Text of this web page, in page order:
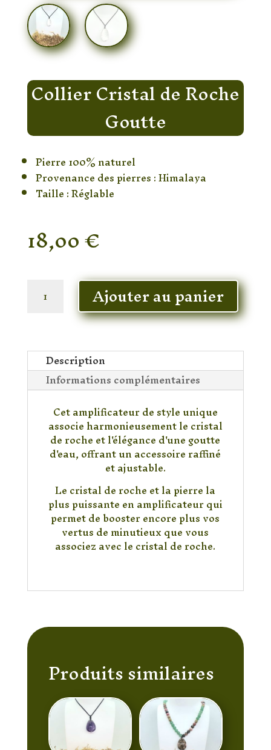
Collier Cristal de Roche
Goutte
Pierre 100% naturel
Provenance des pierres : Himalaya
Taille : Réglable
18,00€
Roche
Goutte
Ajouter au panier
Description
Informations complémentaires
Cet amplificateur de style unique
associe harmonieusement le cristal
de roche et l'élégance d'une goutte
d'eau, offrant un accessoire raffiné
et ajustable.
Le cristal de roche et la pierre la
plus puissante en amplificateur qui
permet de booster encore plus vos
vertus de minutieux que vous
associez avec le cristal de roche.
Produits similaires